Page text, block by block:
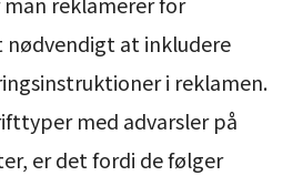
at inkludere
i reklamen.
med advarsler på
er det fordi de følger